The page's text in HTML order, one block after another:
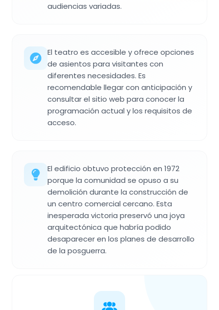
audiencias variadas.
El teatro es accesible y ofrece opciones
de asientos para visitantes con
diferentes necesidades. Es
recomendable llegar con anticipación y
consultar el sitio web para conocer la
programación actual y los requisitos de
acceso.
El edificio obtuvo protección en 1972
porque la comunidad se opuso a su
demolición durante la construcción de
un centro comercial cercano. Esta
inesperada victoria preservó una joya
arquitectónica que habría podido
desaparecer en los planes de desarrollo
de la posguerra.